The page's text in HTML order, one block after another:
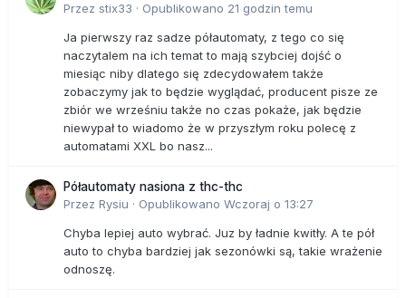
Przez stix33 · Opublikowano 21 godzin temu
Ja pierwszy raz sadze półautomaty, z tego co się
naczytalem na ich temat to mają szybciej dojść o
miesiąc niby dlatego się zdecydowałem także
zobaczymy jak to będzie wyglądać, producent pisze ze
zbiór we wrześniu także no czas pokaże, jak będzie
niewypał to wiadomo że w przyszłym roku polecę z
automatami XXL bo nasz...
Półautomaty nasiona z thc-thc
Przez Rysiu · Opublikowano Wczoraj o 13:27
Chyba lepiej auto wybrać. Juz by ładnie kwitły. A te pół
auto to chyba bardziej jak sezonówki są, takie wrażenie
odnoszę.